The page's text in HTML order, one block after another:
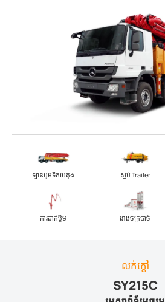
ឡានបូមទឹកបេតុង ស្នប់ Trailer
ការដាក់ប៊ូម រោងចក្របាច់
លក់ក្តៅ
SY215C